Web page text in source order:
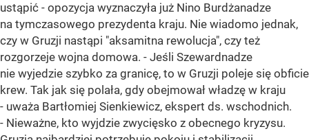
ustąpić - opozycja wyznaczyła już Nino Burdżanadze
na tymczasowego prezydenta kraju. Nie wiadomo jednak,
czy w Gruzji nastąpi "aksamitna rewolucja", czy też
rozgorzeje wojna domowa. - Jeśli Szewardnadze
nie wyjedzie szybko za granicę, to w Gruzji poleje się obficie
krew. Tak jak się polała, gdy obejmował władzę w kraju
- uważa Bartłomiej Sienkiewicz, ekspert ds. wschodnich.
- Nieważne, kto wyjdzie zwycięsko z obecnego kryzysu.